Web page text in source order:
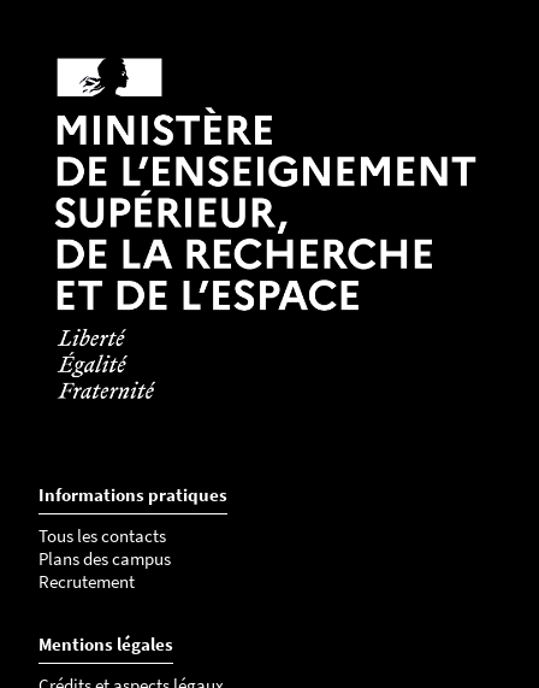
Informations pratiques
Tous les contacts
Plans des campus
Recrutement
Mentions légales